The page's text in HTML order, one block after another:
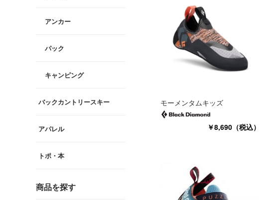
アンカー
パック
キャンピング
バックカントリースキー
アパレル
トポ・本
商品を探す
モーメンタムキッズ
￥8,690（税込）